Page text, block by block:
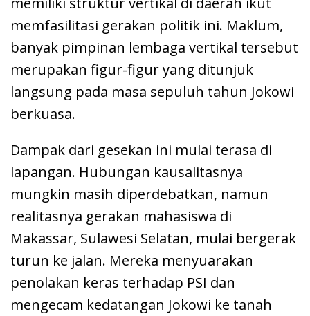
memfasilitasi gerakan politik ini. Maklum,
banyak pimpinan lembaga vertikal tersebut
merupakan figur-figur yang ditunjuk
langsung pada masa sepuluh tahun Jokowi
berkuasa.
Dampak dari gesekan ini mulai terasa di
lapangan. Hubungan kausalitasnya
mungkin masih diperdebatkan, namun
realitasnya gerakan mahasiswa di
Makassar, Sulawesi Selatan, mulai bergerak
turun ke jalan. Mereka menyuarakan
penolakan keras terhadap PSI dan
mengecam kedatangan Jokowi ke tanah